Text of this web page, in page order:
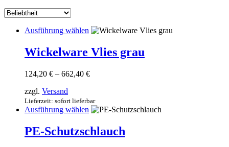
Ausführung wählen Dieses
weist
mehrere
können
auf
Produktseite
gewählt
Wickelware Vlies grau
124,20 € – 662,40 €Preisspanne:
662,40 €
zzgl. Versand
Lieferzeit: sofort lieferbar
Ausführung wählen Dieses
weist
mehrere
PE-Schutzschlauch